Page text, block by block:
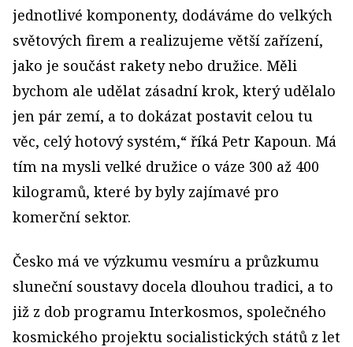
jednotlivé komponenty, dodáváme do velkých
světových firem a realizujeme větší zařízení,
jako je součást rakety nebo družice. Měli
bychom ale udělat zásadní krok, který udělalo
jen pár zemí, a to dokázat postavit celou tu
věc, celý hotový systém,“ říká Petr Kapoun. Má
tím na mysli velké družice o váze 300 až 400
kilogramů, které by byly zajímavé pro
komerční sektor.
Česko má ve výzkumu vesmíru a průzkumu
sluneční soustavy docela dlouhou tradici, a to
již z dob programu Interkosmos, společného
kosmického projektu socialistických států z let